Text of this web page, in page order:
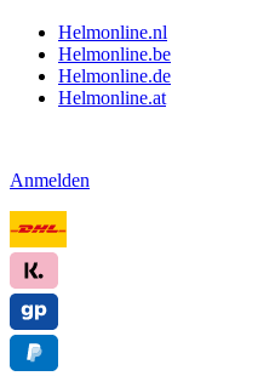
Helmonline.nl
Helmonline.be
Helmonline.de
Helmonline.at
Anmelden